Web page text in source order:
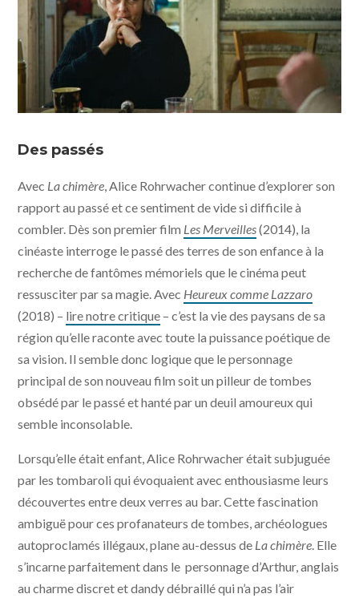
Production - Amka Films Productions - Arte France
Des passés
Avec La chimère , Alice Rohrwacher continue d’explorer son
rapport au passé et ce sentiment de vide si difficile à
combler. Dès son premier film Les Merveilles(2014), la
cinéaste interroge le passé des terres de son enfance à la
recherche de fantômes mémoriels que le cinéma peut
ressusciter par sa magie. Avec Heureux comme Lazzaro
(2018) – lire notre critique – c’est la vie des paysans de sa
région qu’elle raconte avec toute la puissance poétique de
sa vision. Il semble donc logique que le personnage
principal de son nouveau film soit un pilleur de tombes
obsédé par le passé et hanté par un deuil amoureux qui
semble inconsolable.
Lorsqu’elle était enfant, Alice Rohrwacher était subjuguée
par les tombaroli qui évoquaient avec enthousiasme leurs
découvertes entre deux verres au bar. Cette fascination
ambiguë pour ces profanateurs de tombes, archéologues
autoproclamés illégaux, plane au-dessus de La chimère . Elle
s’incarne parfaitement dans le personnage d’Arthur, anglais
au charme discret et dandy débraillé qui n’a pas l’air